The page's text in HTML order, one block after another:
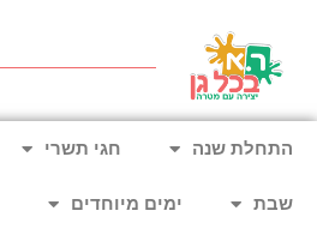
התחלת שנה חגי תשרי
שבת ימים מיוחדים